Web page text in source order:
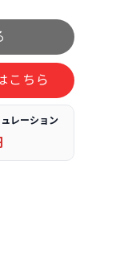
こちら
レーション